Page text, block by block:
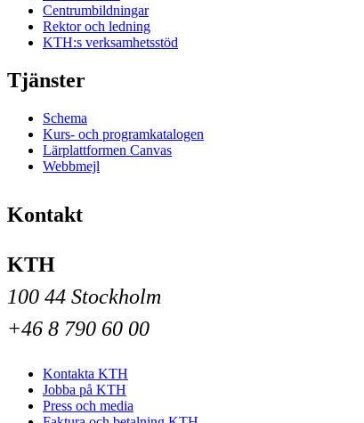
Centrumbildningar
Rektor och ledning
KTH:s verksamhetsstöd
Tjänster
Schema
Kurs- och programkatalogen
Lärplattformen Canvas
Webbmejl
Kontakt
KTH
100 44 Stockholm
+46 8 790 60 00
Kontakta KTH
Jobba på KTH
Press och media